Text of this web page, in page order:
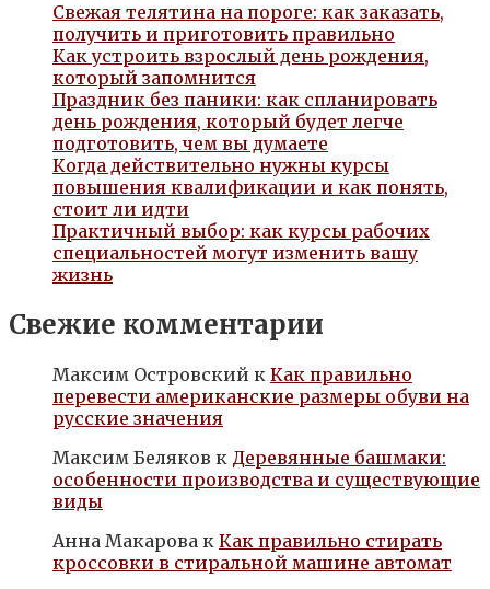
Свежая телятина на пороге: как заказать,
получить и приготовить правильно
Как устроить взрослый день рождения,
который запомнится
Праздник без паники: как спланировать
день рождения, который будет легче
подготовить, чем вы думаете
Когда действительно нужны курсы
повышения квалификации и как понять,
стоит ли идти
Практичный выбор: как курсы рабочих
специальностей могут изменить вашу
жизнь
Свежие комментарии
Максим Островский к Как правильно
перевести американские размеры обуви на
русские значения
Максим Беляков к Деревянные башмаки:
особенности производства и существующие
виды
Анна Макарова к Как правильно стирать
кроссовки в стиральной машине автомат